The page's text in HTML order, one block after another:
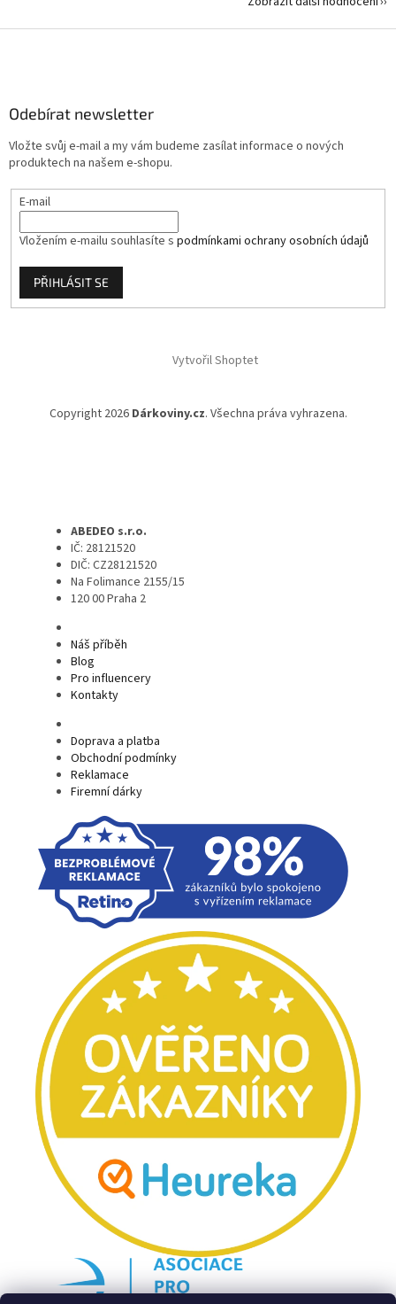
Odebírat newsletter
Vložte svůj e-mail a my vám budeme zasílat informace o nových
produktech na našem e-shopu.
E-mail
Vložením e-mailu souhlasíte s podmínkami ochrany osobních údajů
PŘIHLÁSIT SE
Vytvořil Shoptet
Copyright 2026 Dárkoviny.cz. Všechna práva vyhrazena.
ABEDEO s.r.o.
IČ: 28121520
DIČ: CZ28121520
Na Folimance 2155/15
120 00 Praha 2
Náš příběh
Blog
Pro influencery
Kontakty
Doprava a platba
Obchodní podmínky
Reklamace
Firemní dárky